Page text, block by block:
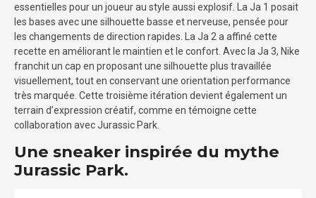
essentielles pour un joueur au style aussi explosif. La Ja 1 posait
les bases avec une silhouette basse et nerveuse, pensée pour
les changements de direction rapides. La Ja 2 a affiné cette
recette en améliorant le maintien et le confort. Avec la Ja 3, Nike
franchit un cap en proposant une silhouette plus travaillée
visuellement, tout en conservant une orientation performance
très marquée. Cette troisième itération devient également un
terrain d’expression créatif, comme en témoigne cette
collaboration avec Jurassic Park.
Une sneaker inspirée du mythe
Jurassic Park.